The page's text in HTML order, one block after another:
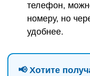
телефон,
номеру, но
удобнее.
📢 Хотите